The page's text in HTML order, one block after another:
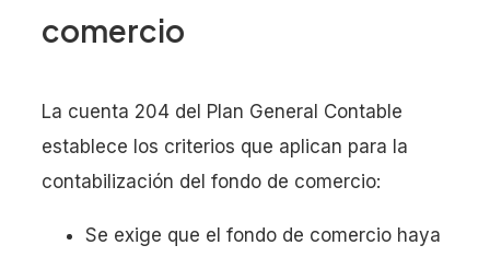
comercio
La cuenta 204 del Plan General Contable
establece los criterios que aplican para la
contabilización del fondo de comercio:
Se exige que el fondo de comercio haya